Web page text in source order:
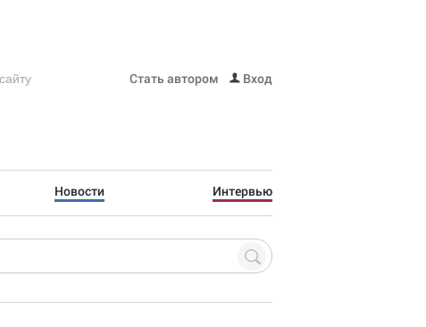
Стать автором Вход
Новости Интервью